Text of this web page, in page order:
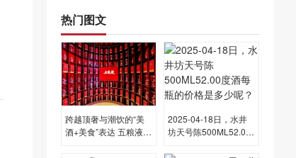
热门图文
跨越顶奢与潮饮的“美
酒+美食”表达 五粮液全
2025-04-18日，水井
坊天号陈500ML52.00